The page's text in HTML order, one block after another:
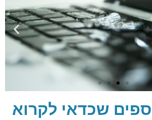
יסודות בתכנותשכדאי לקרוא